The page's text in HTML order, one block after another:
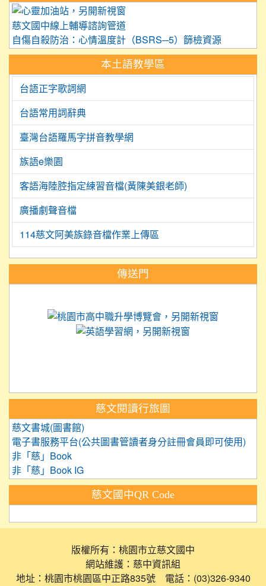
慈文國中線上輔導諮詢管道
自傷自殺防治：心情溫度計（BSRS─5）篩檢資源
本土語教學區
台語正字歌詞網
台語常用詞辭典
臺灣台語羅馬字拼音教學網
族語e樂園
客語海陸腔指定練習音檔(黃陳美銀老師)
廣播劇聲音檔
114慈文阿美族錄音檔作業上傳區
傳送門
慈文閱讀行旅圖
慈文書城(圖書館)
電子書服務平台(公共圖書管讀者身分註冊會員即可使用)
非「慈」Book
非「慈」Book IG
慈文國中QR Code
版權所有：桃園市立慈文國中
網站維護：慈中資訊組
地址：桃園市桃園區中正路835號 電話：(03)326-9340